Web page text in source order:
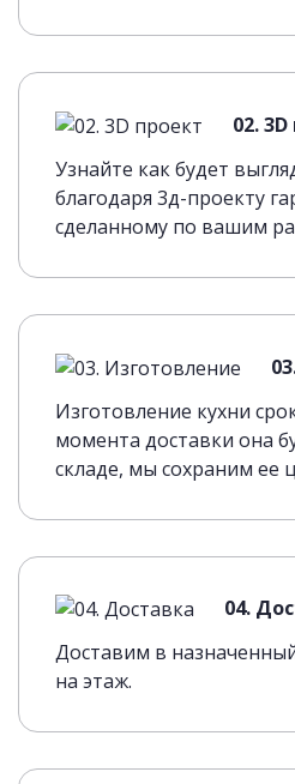
02.
Узнайте как будет
благодаря 3д-проекту
сделанному по вашим
Изготовление кухни
момента доставки она
складе, мы сохраним ее
04.
Доставим в
на этаж.